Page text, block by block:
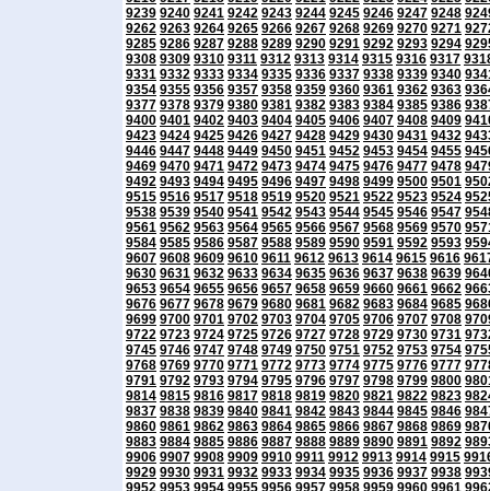
9239 9240 9241 9242 9243 9244 9245 9246 9247 9248
9262 9263 9264 9265 9266 9267 9268 9269 9270 9271
9285 9286 9287 9288 9289 9290 9291 9292 9293 9294
9308 9309 9310 9311 9312 9313 9314 9315 9316 9317
9331 9332 9333 9334 9335 9336 9337 9338 9339 9340
9354 9355 9356 9357 9358 9359 9360 9361 9362 9363
9377 9378 9379 9380 9381 9382 9383 9384 9385 9386
9400 9401 9402 9403 9404 9405 9406 9407 9408 9409
9423 9424 9425 9426 9427 9428 9429 9430 9431 9432
9446 9447 9448 9449 9450 9451 9452 9453 9454 9455
9469 9470 9471 9472 9473 9474 9475 9476 9477 9478
9492 9493 9494 9495 9496 9497 9498 9499 9500 9501
9515 9516 9517 9518 9519 9520 9521 9522 9523 9524
9538 9539 9540 9541 9542 9543 9544 9545 9546 9547
9561 9562 9563 9564 9565 9566 9567 9568 9569 9570
9584 9585 9586 9587 9588 9589 9590 9591 9592 9593
9607 9608 9609 9610 9611 9612 9613 9614 9615 9616
9630 9631 9632 9633 9634 9635 9636 9637 9638 9639
9653 9654 9655 9656 9657 9658 9659 9660 9661 9662
9676 9677 9678 9679 9680 9681 9682 9683 9684 9685
9699 9700 9701 9702 9703 9704 9705 9706 9707 9708
9722 9723 9724 9725 9726 9727 9728 9729 9730 9731
9745 9746 9747 9748 9749 9750 9751 9752 9753 9754
9768 9769 9770 9771 9772 9773 9774 9775 9776 9777
9791 9792 9793 9794 9795 9796 9797 9798 9799 9800
9814 9815 9816 9817 9818 9819 9820 9821 9822 9823
9837 9838 9839 9840 9841 9842 9843 9844 9845 9846
9860 9861 9862 9863 9864 9865 9866 9867 9868 9869
9883 9884 9885 9886 9887 9888 9889 9890 9891 9892
9906 9907 9908 9909 9910 9911 9912 9913 9914 9915
9929 9930 9931 9932 9933 9934 9935 9936 9937 9938
9952 9953 9954 9955 9956 9957 9958 9959 9960 9961